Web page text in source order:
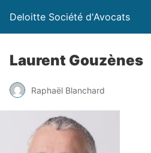
Deloitte Société d'Avocats
Laurent Gouzènes
Raphaël Blanchard